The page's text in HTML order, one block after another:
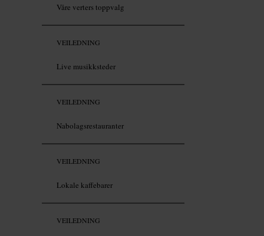
Våre verters toppvalg
VEILEDNING
Live musikksteder
VEILEDNING
Nabolagsrestauranter
VEILEDNING
Lokale kaffebarer
VEILEDNING